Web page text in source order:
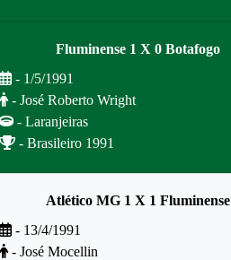
Fluminense 1 X 0 Botafogo
- 1/5/1991
- José Roberto Wright
- Laranjeiras
- Brasileiro 1991
Atlético MG 1 X 1 Fluminense
- 13/4/1991
- José Mocellin